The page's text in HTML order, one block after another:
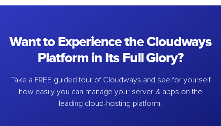
Want to Experience the Cloudways
Platform in Its Full Glory?
Take a FREE guided tour of Cloudways and see for yourself
how easily you can manage your server & apps on the
leading cloud-hosting platform.